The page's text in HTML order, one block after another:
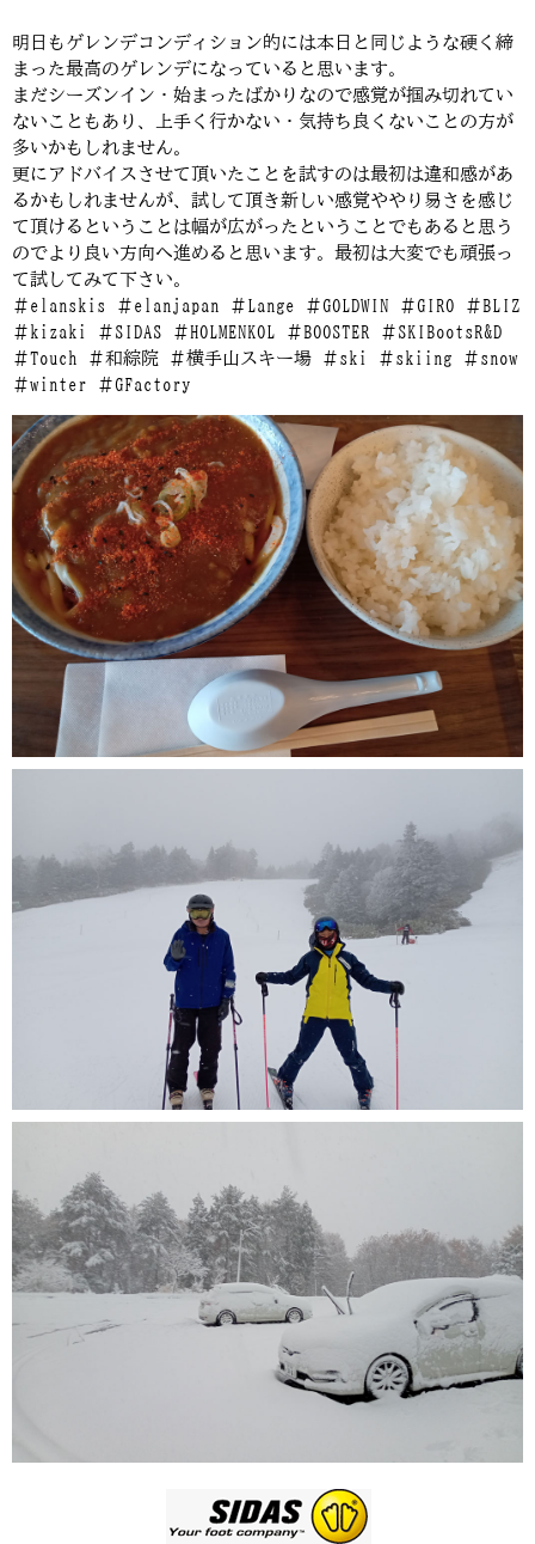
明日もゲレンデコンディション的には本日と同じような硬く締
まった最高のゲレンデになっていると思います。
まだシーズンイン・始まったばかりなので感覚が掴み切れてい
ないこともあり、上手く行かない・気持ち良くないことの方が
多いかもしれません。
更にアドバイスさせて頂いたことを試すのは最初は違和感があ
るかもしれませんが、試して頂き新しい感覚ややり易さを感じ
て頂けるということは幅が広がったということでもあると思う
のでより良い方向へ進めると思います。最初は大変でも頑張っ
て試してみて下さい。
＃elanskis ＃elanjapan ＃Lange ＃GOLDWIN ＃GIRO ＃BLIZ
＃kizaki ＃SIDAS ＃HOLMENKOL ＃BOOSTER ＃SKIBootsR&D
＃Touch ＃和綜院 ＃横手山スキー場 ＃ski ＃skiing ＃snow
＃winter ＃GFactory